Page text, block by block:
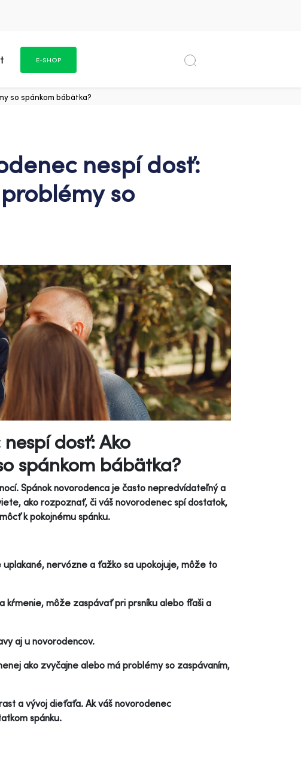
E-SHOP
so spánkom bábätka?
nespí dosť:
so
dosť: Ako
spánkom bábätka?
Spánok novorodenca je často nepredvídateľný a
ako rozpoznať, či váš novorodenec spí dostatok,
k pokojnému spánku.
nervózne a ťažko sa upokojuje, môže to
kŕmenie, môže zaspávať pri prsníku alebo fľaši a
aj u novorodencov.
ako zvyčajne alebo má problémy so zaspávaním,
a vývoj dieťaťa. Ak váš novorodenec
spánku.